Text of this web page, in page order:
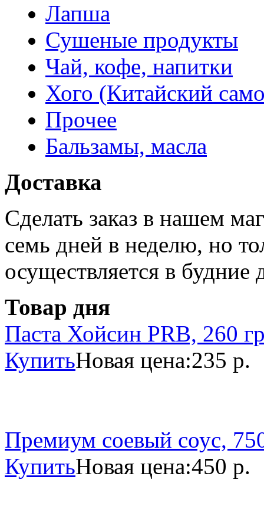
Лапша
Сушеные продукты
Чай, кофе, напитки
Хого (Китайский
Прочее
Бальзамы, масла
Доставка
Сделать заказ в нашем
семь дней в неделю, но
осуществляется в будние
Товар дня
Паста Хойсин PRB, 260
КупитьНовая цена:235 р.
Премиум соевый соус,
КупитьНовая цена:450 р.